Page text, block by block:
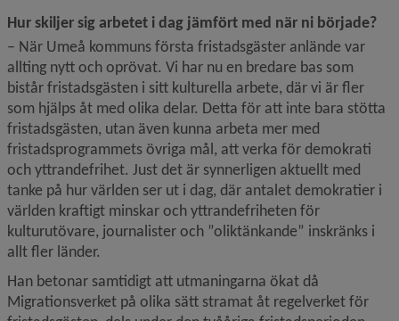
Hur skiljer sig arbetet i dag jämfört med när ni började?
– När Umeå kommuns första fristadsgäster anlände var
allting nytt och oprövat. Vi har nu en bredare bas som
bistår fristadsgästen i sitt kulturella arbete, där vi är fler
som hjälps åt med olika delar. Detta för att inte bara stötta
fristadsgästen, utan även kunna arbeta mer med
fristadsprogrammets övriga mål, att verka för demokrati
och yttrandefrihet. Just det är synnerligen aktuellt med
tanke på hur världen ser ut i dag, där antalet demokratier i
världen kraftigt minskar och yttrandefriheten för
kulturutövare, journalister och ”oliktänkande” inskränks i
allt fler länder.
Han betonar samtidigt att utmaningarna ökat då
Migrationsverket på olika sätt stramat åt regelverket för